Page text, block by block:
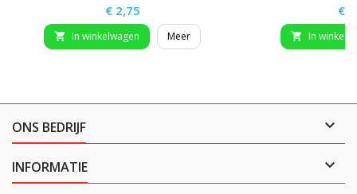
Prijs
€ 2,75
 In winkelwagen Meer
€
 In
ONS BEDRIJF 
INFORMATIE 